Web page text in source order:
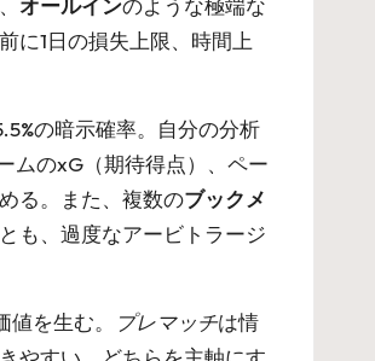
オールインのような極端な
に1日の損失上限、時間上
の暗示確率。自分の分析
ムのxG（期待得点）、ペー
る。また、複数のブックメ
も、過度なアービトラージ
を生む。 プレマッチは情